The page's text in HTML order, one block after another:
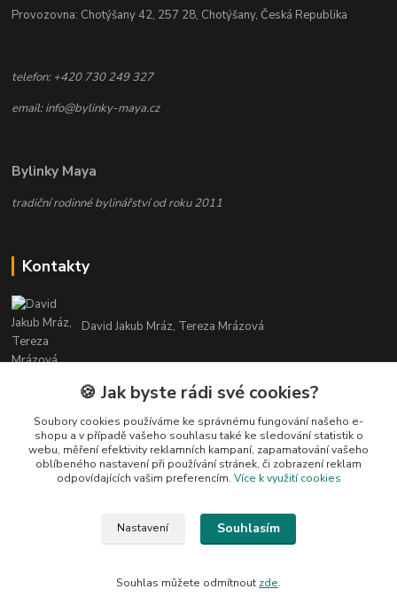
Provozovna: Chotýšany 42, 257 28, Chotýšany, Česká Republika
telefon: +420 730 249 327
email: info@bylinky-maya.cz
Bylinky Maya
tradiční rodinné bylinářství od roku 2011
Kontakty
David Jakub Mráz, Tereza Mrázová
info@bylinky-maya.cz
je bez souhlasu kopírovat ani publikovat!
🍪 Jak byste rádi své cookies?
Soubory cookies používáme ke správnému fungování našeho e-
shopu a v případě vašeho souhlasu také ke sledování statistik o
webu, měření efektivity reklamních kampaní, zapamatování vašeho
oblíbeného nastavení při používání stránek, či zobrazení reklam
odpovídajících vašim preferencím. Více k využití cookies
Nastavení Souhlasím
Souhlas můžete odmítnout zde.